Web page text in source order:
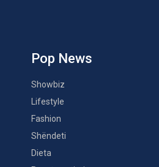
Pop News
Showbiz
Lifestyle
Fashion
Shëndeti
Dieta